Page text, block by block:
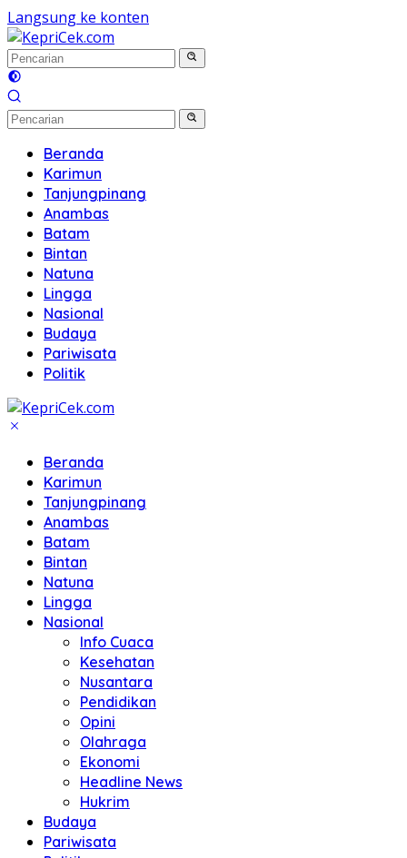
Langsung ke konten
Beranda
Karimun
Tanjungpinang
Anambas
Batam
Bintan
Natuna
Lingga
Nasional
Budaya
Pariwisata
Politik
Beranda
Karimun
Tanjungpinang
Anambas
Batam
Bintan
Natuna
Lingga
Nasional
Info Cuaca
Kesehatan
Nusantara
Pendidikan
Opini
Olahraga
Ekonomi
Headline News
Hukrim
Budaya
Pariwisata